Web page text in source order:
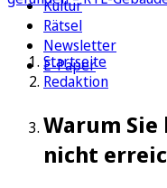
Kultur
Rätsel
Newsletter
E-Paper
Startseite
Redaktion
Warum
nicht